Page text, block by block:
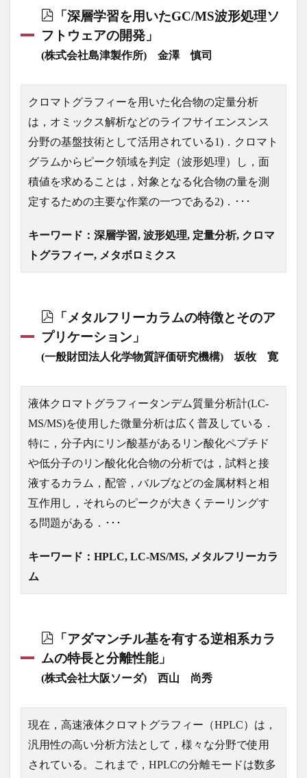
「深層学習を用いたGC/MS波形処理ソ
フトウェアの開発」
(株式会社島津製作所) 金澤 慎司
クロマトグラフィーを用いた化合物の定量分析
は，オミックス解析などのライフサイエンスンス
分野の基盤技術として活用されている1)．クロマト
グラムからピーク領域を判定（波形処理）し，面
積値を求めることは，対象となる化合物の量を測
定するための主要な作業の一つである2)．･･･
キーワード：深層学習, 波形処理, 定量分析, クロマ
トグラフィー, メタボロミクス
「メタルフリーカラムの特徴とそのア
プリケーション」
(一般財団法人化学物質評価研究機構) 坂牧 寛
液体クロマトグラフィータンデム質量分析計(LC-
MS/MS)を使用した微量分析は広く普及している．
特に，分子内にリン酸基があるリン酸化ペプチド
や低分子のリン酸化化合物の分析では，試料と接
液するカラム，配管，バルブなどの金属材料と相
互作用し，それらのピークが大きくテーリングす
る問題がある．･･･
キーワード：HPLC, LC-MS/MS, メタルフリーカラ
ム
「アダマンチル基を有する逆相系カラ
ムの特長と分離性能」
(株式会社大阪ソーダ) 西山 尚秀
現在，高速液体クロマトグラフィー（HPLC）は，
汎用性の高い分析方法として，様々な分野で使用
されている。これまで，HPLCの分離モードは数多